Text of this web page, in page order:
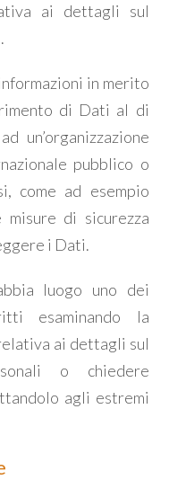
ai dettagli sul
in merito
di Dati al di
un’organizzazione
pubblico o
come ad esempio
di sicurezza
i Dati.
luogo uno dei
esaminando la
ai dettagli sul
o chiedere
agli estremi